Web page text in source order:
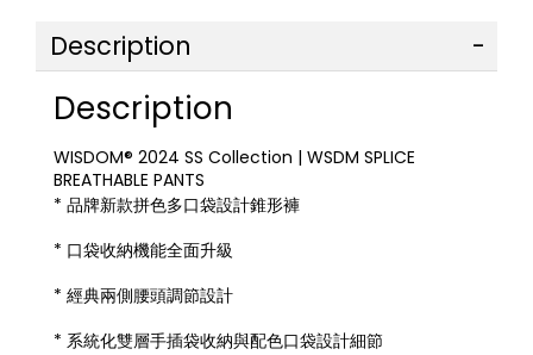
Description
Description
WISDOM® 2024 SS Collection | WSDM SPLICE
BREATHABLE PANTS
* 品牌新款拼色多口袋設計錐形褲
* 口袋收納機能全面升級
* 經典兩側腰頭調節設計
* 系統化雙層手插袋收納與配色口袋設計細節